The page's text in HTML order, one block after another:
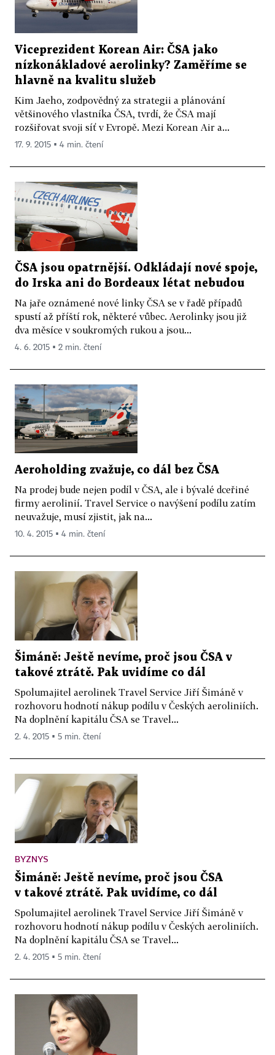
Viceprezident Korean Air: ČSA jako
nízkonákladové aerolinky? Zaměříme se
hlavně na kvalitu služeb
Kim Jae­ho, zodpovědný za strategii a plánování
většinového vlastníka ČSA, tvrdí, že ČSA mají
rozšiřovat svoji síť v Evropě. Mezi Korean Air a...
17. 9. 2015 ▪ 4 min. čtení
ČSA jsou opatrnější. Odkládají nové spoje,
do Irska ani do Bordeaux létat nebudou
Na jaře oznámené nové linky ČSA se v řadě případů
spustí až příští rok, některé vůbec. Aerolinky jsou již
dva měsíce v soukromých rukou a jsou...
4. 6. 2015 ▪ 2 min. čtení
Aeroholding zvažuje, co dál bez ČSA
Na prodej bude nejen podíl v ČSA, ale i bývalé dceřiné
firmy aerolinií. Travel Service o navýšení podílu zatím
neuvažuje, musí zjistit, jak na...
10. 4. 2015 ▪ 4 min. čtení
Šimáně: Ještě nevíme, proč jsou ČSA v
takové ztrátě. Pak uvidíme co dál
Spolumajitel aerolinek Travel Service Jiří Šimáně v
rozhovoru hodnotí nákup podílu v Českých aeroliniích.
Na doplnění kapitálu ČSA se Travel...
2. 4. 2015 ▪ 5 min. čtení
BYZNYS
Šimáně: Ještě nevíme, proč jsou ČSA
v takové ztrátě. Pak uvidíme, co dál
Spolumajitel aerolinek Travel Service Jiří Šimáně v
rozhovoru hodnotí nákup podílu v Českých aeroliniích.
Na doplnění kapitálu ČSA se Travel...
2. 4. 2015 ▪ 5 min. čtení